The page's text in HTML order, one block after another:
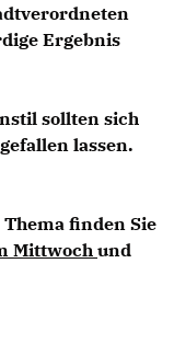
Ergebnis
sollten sich
lassen.
finden Sie
Mittwoch und